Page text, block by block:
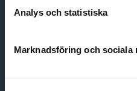
Analys och statistiska
Marknadsföring och sociala